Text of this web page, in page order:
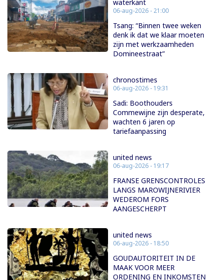
waterkant
06-aug-2026 - 21:00
Tsang: “Binnen twee weken
denk ik dat we klaar moeten
zijn met werkzaamheden
Domineestraat”
chronostimes
06-aug-2026 - 19:31
Sadi: Boothouders
Commewijne zijn desperate,
wachten 6 jaren op
tariefaanpassing
united news
06-aug-2026 - 19:17
FRANSE GRENSCONTROLES
LANGS MAROWIJNERIVIER
WEDEROM FORS
AANGESCHERPT
united news
06-aug-2026 - 18:50
GOUDAUTORITEIT IN DE
MAAK VOOR MEER
ORDENING EN INKOMSTEN